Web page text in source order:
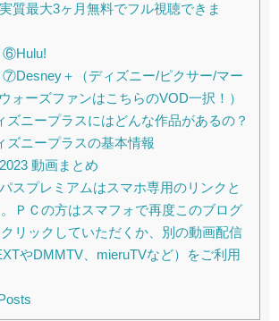
質最大3ヶ月無料でフル視聴できま
⑥Hulu!
＋（ディズニー/ピクサー/マー
ォーズファンはこちらのVOD一択！）
ズニープラスにはどんな作品があるの？
ズニープラスの基本情報
動画まとめ
スプレミアムはスマホ専用のリンクと
ＰＣの方はスマフォで再度このブログ
リックしていただくか、別の動画配信
やDMMTV、mieruTVなど）をご利用